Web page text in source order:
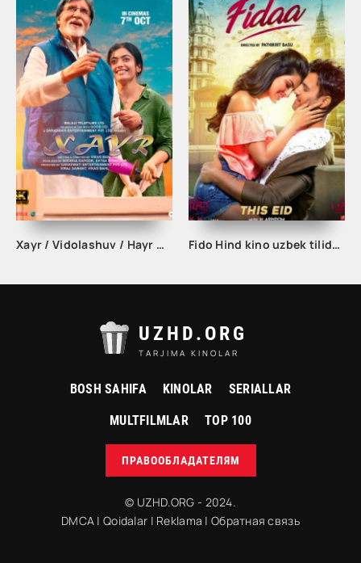
Xayr / Vidolashuv / Hayr Hind kino Uzbek tilida Fido Hind kino uzbek tilida tarjima kino
UZHD.ORG
TARJIMA KINOLAR
BOSH SAHIFA KINOLAR SERIALLAR
MULTFILMLAR TOP 100
ПРАВООБЛАДАТЕЛЯМ
© UZHD.ORG - 2024.
DMCA |Qoidalar | Reklama | Обратная связь